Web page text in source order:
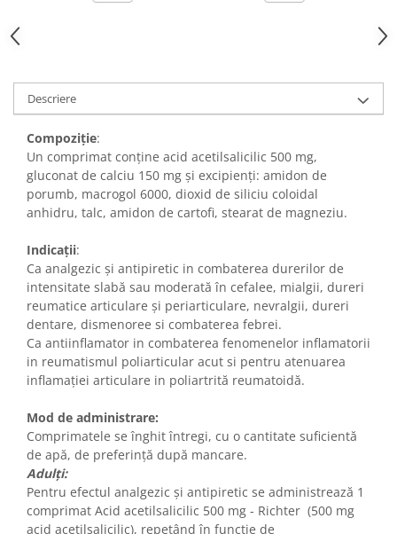
Descriere
Compoziție:
Un comprimat conține acid acetilsalicilic 500 mg,
gluconat de calciu 150 mg și excipienți: amidon de
porumb, macrogol 6000, dioxid de siliciu coloidal
anhidru, talc, amidon de cartofi, stearat de magneziu.
Indicații:
Ca analgezic și antipiretic in combaterea durerilor de
intensitate slabă sau moderată în cefalee, mialgii, dureri
reumatice articulare și periarticulare, nevralgii, dureri
dentare, dismenoree si combaterea febrei.
Ca antiinflamator in combaterea fenomenelor inflamatorii
in reumatismul poliarticular acut si pentru atenuarea
inflamației articulare in poliartrită reumatoidă.
Mod de administrare:
Comprimatele se înghit întregi, cu o cantitate suficientă
de apă, de preferință după mancare.
Adulți:
Pentru efectul analgezic și antipiretic se administrează 1
comprimat Acid acetilsalicilic 500 mg - Richter (500 mg
acid acetilsalicilic), repetând în funcție de